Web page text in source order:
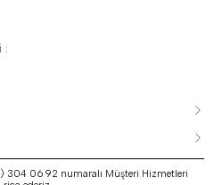
:
304 06 92 numaralı Müşteri Hizmetleri